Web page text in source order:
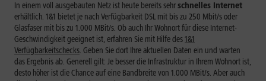
In einem voll ausgebauten Netz ist heute bereits sehrschnelles Internet
erhältlich. 1&1 bietet je nach Verfügbarkeit DSL mit bis zu 250 Mbit/s oder
Glasfaser mit bis zu 1.000 MBit/s. Ob auch Ihr Wohnort für diese Internet-
Geschwindigkeit geeignet ist, erfahren Sie mit Hilfe des1&1
Verfügbarkeitschecks. Geben Sie dort Ihre aktuellen Daten ein und warten
das Ergebnis ab. Generell gilt: Je besser die Infrastruktur in Ihrem Wohnort ist,
desto höher ist die Chance auf eine Bandbreite von 1.000 MBit/s. Aber auch